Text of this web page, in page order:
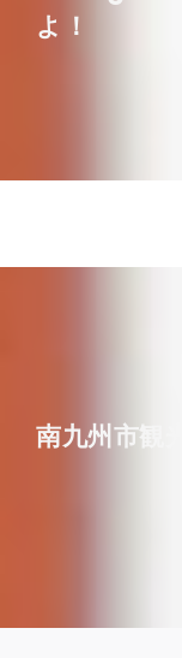
よ！
南九州市観